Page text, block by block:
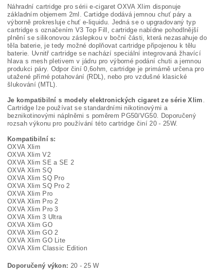
Náhradní cartridge pro sérii e-cigaret OXVA Xlim disponuje
základním objemem 2ml. Cartidge dodává jemnou chuť páry a
výborně prokresluje chuť e-liquidu. Jedná se o upgradovaný typ
cartridge s označením V3 Top Fill, cartridge nabídne pohodlnější
plnění se silikonovou záslepkou v boční části, která nezasahuje do
těla baterie, je tedy možné doplňovat cartridge připojenou k tělu
baterie. Uvnitř cartridge se nachází speciální integrovaná žhavící
hlava s mesh pletivem v jádru pro výborné podání chuti a jemnou
produkci páry. Odpor činí 0,6ohm, cartridge je primárně určena pro
utažené přímé potahování (RDL), nebo pro vzdušné klasické
šlukování (MTL).
Je kompatibilní s modely elektronických cigaret ze série Xlim .
Cartridge lze používat se standardními nikotinovými a
beznikotinovými náplněmi s poměrem PG50/VG50. Doporučený
rozsah výkonu pro používání této cartridge činí 20 - 25W.
Kompatibilní s:
OXVA Xlim
OXVA Xlim V2
OXVA Xlim SE a SE 2
OXVA Xlim SQ
OXVA Xlim SQ Pro
OXVA Xlim SQ Pro 2
OXVA Xlim Pro
OXVA Xlim Pro 2
OXVA Xlim Pro 3
OXVA Xlim 3 Ultra
OXVA Xlim GO
OXVA Xlim GO 2
OXVA Xlim GO Lite
OXVA Xlim Classic Edition
Doporučený výkon: 20 - 25 W